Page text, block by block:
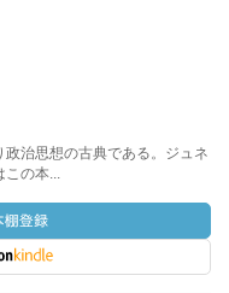
治思想の古典である。ジュネ
この本...